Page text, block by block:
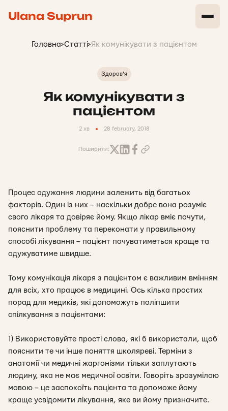
Ulana Suprun
Головна>Статті>Як комунікувати з пацієнтом
Здоров'я
Як комунікувати з
пацієнтом
2 хв 28 february, 2018
Поширити:
Процес одужання людини залежить від багатьох
факторів. Один із них – наскільки добре вона розуміє
свого лікаря та довіряє йому. Якщо лікар вміє почути,
пояснити проблему та переконати у правильному
способі лікування – пацієнт почуватиметься краще та
одужуватиме швидше.
Тому комунікація лікаря з пацієнтом є важливим вмінням
для всіх, хто працює в медицині. Ось кілька простих
порад для медиків, які допоможуть поліпшити
спілкування з пацієнтами:
1) Використовуйте прості слова, які б використали, щоб
пояснити те чи інше поняття школяреві. Терміни з
анатомії чи медичні жаргонізми тільки заплутають
людину, яка не має медичної освіти. Говоріть зрозумілою
мовою – це заспокоїть пацієнта та допоможе йому
краще усвідомити лікування, яке ви йому призначите.